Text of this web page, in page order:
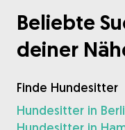
Beliebte
deiner
Finde Hundesitter
Hundesitter in